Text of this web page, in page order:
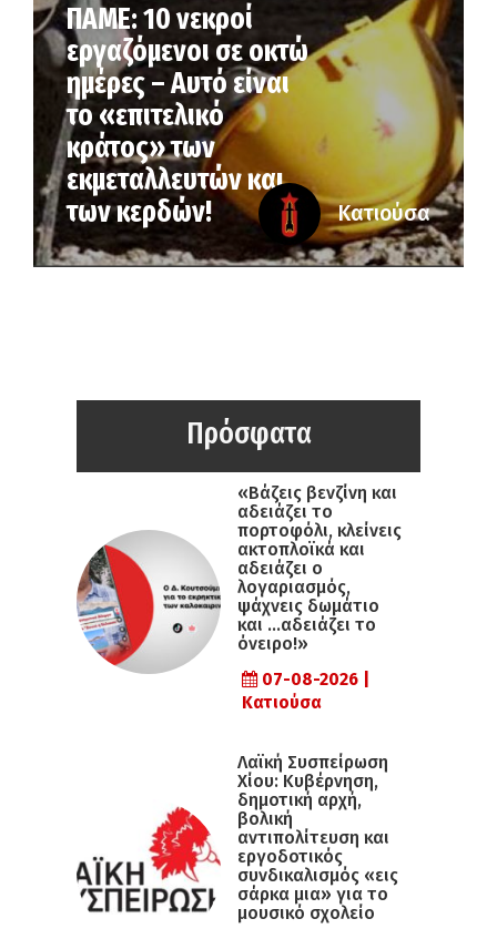
ΠΑΜΕ: 10 νεκροί
εργαζόμενοι σε οκτώ
ημέρες – Αυτό είναι
το «επιτελικό
κράτος» των
εκμεταλλευτών και
των κερδών!
Κατιούσα
Πρόσφατα
«Βάζεις βενζίνη και
αδειάζει το
πορτοφόλι, κλείνεις
ακτοπλοϊκά και
αδειάζει ο
λογαριασμός,
ψάχνεις δωμάτιο
και …αδειάζει το
όνειρο!»
07-08-2026 |
Κατιούσα
Λαϊκή Συσπείρωση
Χίου: Κυβέρνηση,
δημοτική αρχή,
βολική
αντιπολίτευση και
εργοδοτικός
συνδικαλισμός «εις
σάρκα μια» για το
μουσικό σχολείο